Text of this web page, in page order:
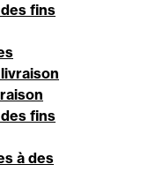
fins
fins
à des